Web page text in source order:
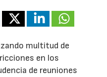
multitud de
en los
de reuniones